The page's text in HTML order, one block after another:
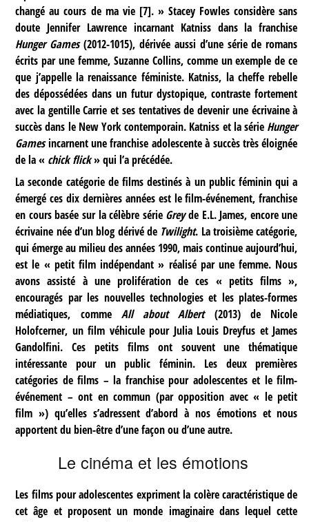
changé au cours de ma vie[7]. » Stacey Fowles considère sans
doute Jennifer Lawrence incarnant Katniss dans la franchise
Hunger Games(2012-1015), dérivée aussi d’une série de romans
écrits par une femme, Suzanne Collins, comme un exemple de ce
que j’appelle la renaissance féministe. Katniss, la cheffe rebelle
des dépossédées dans un futur dystopique, contraste fortement
avec la gentille Carrie et ses tentatives de devenir une écrivaine à
succès dans le New York contemporain. Katniss et la série Hunger
Gamesincarnent une franchise adolescente à succès très éloignée
de la « chick flick» qui l’a précédée.
La seconde catégorie de films destinés à un public féminin qui a
émergé ces dix dernières années est le film-événement, franchise
en cours basée sur la célèbre série Greyde E.L. James, encore une
écrivaine née d’un blog dérivé de Twilight. La troisième catégorie,
qui émerge au milieu des années 1990, mais continue aujourd’hui,
est le « petit film indépendant » réalisé par une femme. Nous
avons assisté à une prolifération de ces « petits films »,
encouragés par les nouvelles technologies et les plates-formes
médiatiques, comme All about Albert(2013) de Nicole
Holofcerner, un film véhicule pour Julia Louis Dreyfus et James
Gandolfini. Ces petits films ont souvent une thématique
intéressante pour un public féminin. Les deux premières
catégories de films – la franchise pour adolescentes et le film-
événement – ont en commun (par opposition avec « le petit
film ») qu’elles s’adressent d’abord à nos émotions et nous
apportent du bien-être d’une façon ou d’une autre.
Le cinéma et les émotions
Les films pour adolescentes expriment la colère caractéristique de
cet âge et proposent un monde imaginaire dans lequel cette